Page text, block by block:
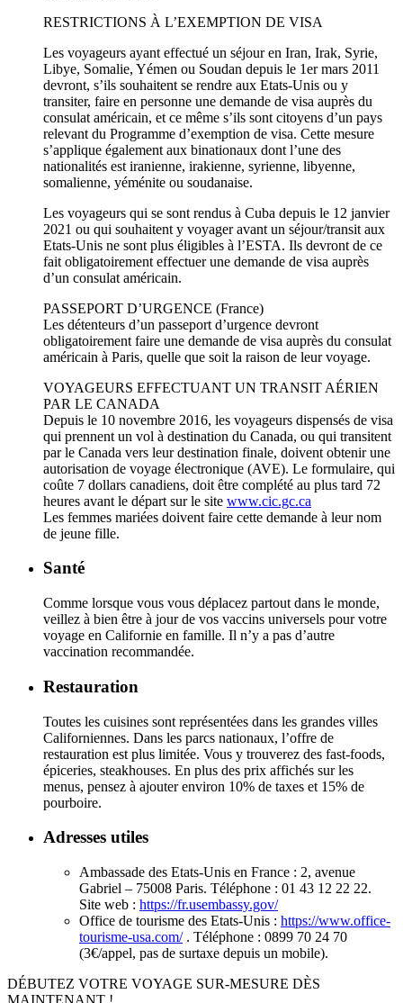
RESTRICTIONS À L’EXEMPTION DE VISA
Les voyageurs ayant effectué un séjour en Iran, Irak, Syrie,
Libye, Somalie, Yémen ou Soudan depuis le 1er mars 2011
devront, s’ils souhaitent se rendre aux Etats-Unis ou y
transiter, faire en personne une demande de visa auprès du
consulat américain, et ce même s’ils sont citoyens d’un pays
relevant du Programme d’exemption de visa. Cette mesure
s’applique également aux binationaux dont l’une des
nationalités est iranienne, irakienne, syrienne, libyenne,
somalienne, yéménite ou soudanaise.
Les voyageurs qui se sont rendus à Cuba depuis le 12 janvier
2021 ou qui souhaitent y voyager avant un séjour/transit aux
Etats-Unis ne sont plus éligibles à l’ESTA. Ils devront de ce
fait obligatoirement effectuer une demande de visa auprès
d’un consulat américain.
PASSEPORT D’URGENCE (France)
Les détenteurs d’un passeport d’urgence devront
obligatoirement faire une demande de visa auprès du consulat
américain à Paris, quelle que soit la raison de leur voyage.
VOYAGEURS EFFECTUANT UN TRANSIT AÉRIEN
PAR LE CANADA
Depuis le 10 novembre 2016, les voyageurs dispensés de visa
qui prennent un vol à destination du Canada, ou qui transitent
par le Canada vers leur destination finale, doivent obtenir une
autorisation de voyage électronique (AVE). Le formulaire, qui
coûte 7 dollars canadiens, doit être complété au plus tard 72
heures avant le départ sur le site www.cic.gc.ca
Les femmes mariées doivent faire cette demande à leur nom
de jeune fille.
Santé
Comme lorsque vous vous déplacez partout dans le monde,
veillez à bien être à jour de vos vaccins universels pour votre
voyage en Californie en famille. Il n’y a pas d’autre
vaccination recommandée.
Restauration
Toutes les cuisines sont représentées dans les grandes villes
Californiennes. Dans les parcs nationaux, l’offre de
restauration est plus limitée. Vous y trouverez des fast-foods,
épiceries, steakhouses. En plus des prix affichés sur les
menus, pensez à ajouter environ 10% de taxes et 15% de
pourboire.
Adresses utiles
Ambassade des Etats-Unis en France : 2, avenue
Gabriel – 75008 Paris. Téléphone : 01 43 12 22 22.
Site web : https://fr.usembassy.gov/
Office de tourisme des Etats-Unis : https://www.office-
tourisme-usa.com/. Téléphone : 0899 70 24 70
(3€/appel, pas de surtaxe depuis un mobile).
DÉBUTEZ VOTRE VOYAGE SUR-MESURE DÈS
MAINTENANT !